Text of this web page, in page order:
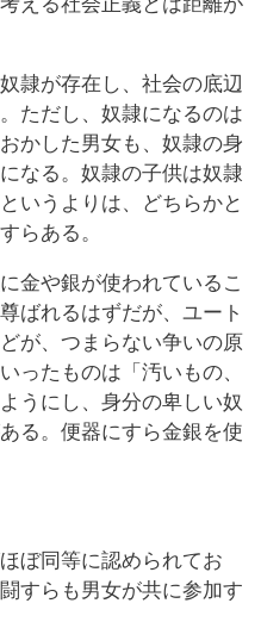
隷が存在し、社会の底辺
ただし、奴隷になるのは
かした男女も、奴隷の身
なる。奴隷の子供は奴隷
いうよりは、どちらかと
らある。
金や銀が使われているこ
ばれるはずだが、ユート
が、つまらない争いの原
ったものは「汚いもの、
うにし、身分の卑しい奴
る。便器にすら金銀を使
ぼ同等に認められてお
すらも男女が共に参加す